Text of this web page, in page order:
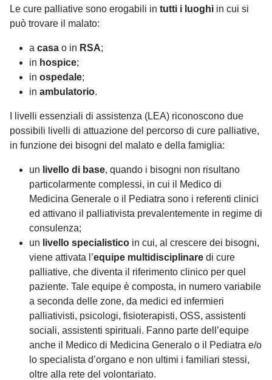
Le cure palliative sono erogabili in tutti i luoghi in cui si
può trovare il malato:
a casa o in RSA;
in hospice;
in ospedale;
in ambulatorio.
I livelli essenziali di assistenza (LEA) riconoscono due
possibili livelli di attuazione del percorso di cure palliative,
in funzione dei bisogni del malato e della famiglia:
un livello di base, quando i bisogni non risultano
particolarmente complessi, in cui il Medico di
Medicina Generale o il Pediatra sono i referenti clinici
ed attivano il palliativista prevalentemente in regime di
consulenza;
un livello specialistico in cui, al crescere dei bisogni,
viene attivata l’equipe multidisciplinare di cure
palliative, che diventa il riferimento clinico per quel
paziente. Tale equipe è composta, in numero variabile
a seconda delle zone, da medici ed infermieri
palliativisti, psicologi, fisioterapisti, OSS, assistenti
sociali, assistenti spirituali. Fanno parte dell’equipe
anche il Medico di Medicina Generalo o il Pediatra e/o
lo specialista d’organo e non ultimi i familiari stessi,
oltre alla rete del volontariato.